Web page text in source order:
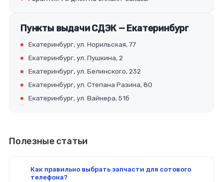
Пункты выдачи СДЭК — Екатеринбург
Екатеринбург, ул. Норильская, 77
Екатеринбург, ул. Пушкина, 2
Екатеринбург, ул. Белинского, 232
Екатеринбург, ул. Степана Разина, 80
Екатеринбург, ул. Вайнера, 51б
Полезные статьи
Как правильно выбрать запчасти для сотового
телефона?